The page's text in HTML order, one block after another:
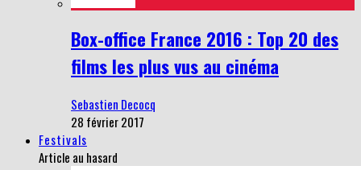
Box-office France 2016 : Top 20 des
films les plus vus au cinéma
Sebastien Decocq
28 février 2017
Festivals
Article au hasard